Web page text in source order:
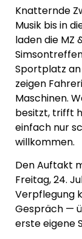
Knatternde
Musik bis in
laden die MZ
Sportplatz
zeigen
Maschinen.
besitzt, trifft
einfach nur
willkommen.
Den Auftakt
Freitag, 24.
Verpflegung
Gespräch —
erste eigene